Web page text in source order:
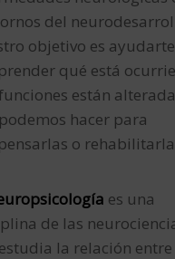
del
objetivo es
qué está
están
hacer para
o
es una
de las
la relación entre